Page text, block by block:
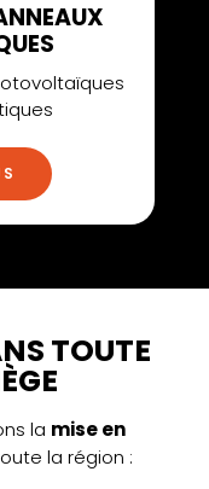
TOUTE
la mise en
la région :